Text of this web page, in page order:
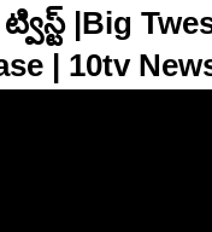
|Big
| 10tv